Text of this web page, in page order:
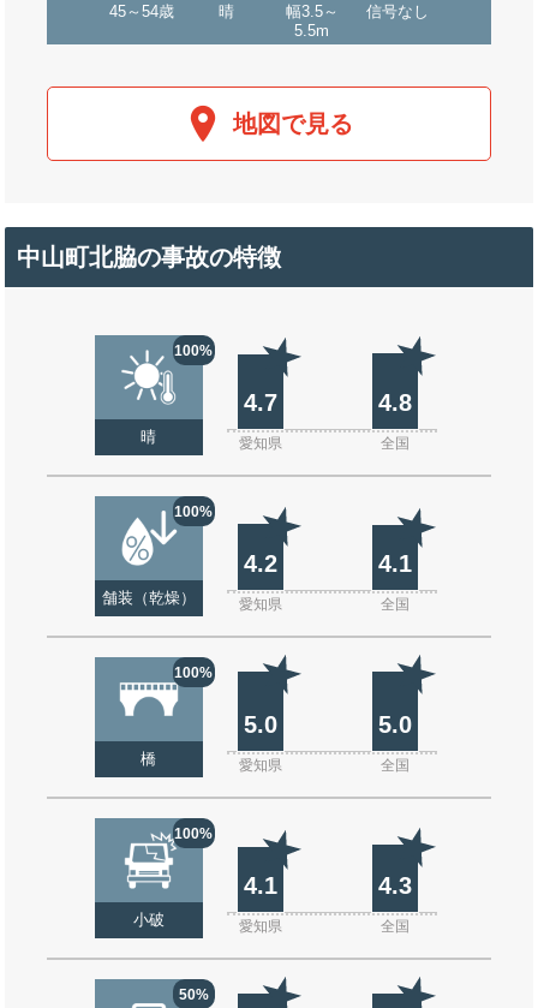
45～54歳 晴
幅3.5～
5.5m
信号なし
地図で見る
中山町北脇の事故の特徴
100%
晴
4.7 4.8
愛知県 全国
100%
舗装（乾燥）
4.2 4.1
愛知県 全国
100%
橋
5.0 5.0
愛知県 全国
100%
小破
4.1 4.3
愛知県 全国
50%